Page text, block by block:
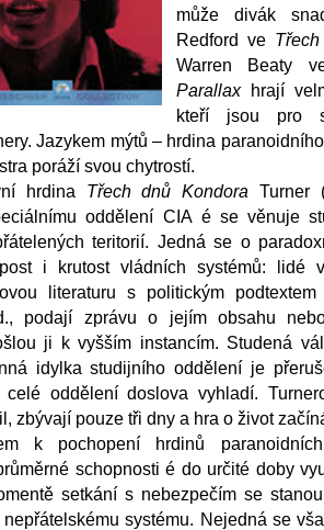
může divák
Redford ve
Warren Beaty
Parallaxhrají
kteří jsou pro
Jazykem mýtů – hrdina
poráží svou chytrostí.
hrdina Třech dnů Kondora Turner
oddělení CIA é se věnuje
teritorií. Jedná se o
i krutost vládních systémů: lidé
literaturu s politickým
podají zprávu o jejím obsahu
ji k vyšším instancím. Studená
idylka studijního oddělení je
celé oddělení doslova vyhladí.
zbývají pouze tři dny a hra o život
k pochopení hrdinů
schopnosti é do určité doby
setkání s nebezpečím se
nepřátelskému systému. Nejedná se